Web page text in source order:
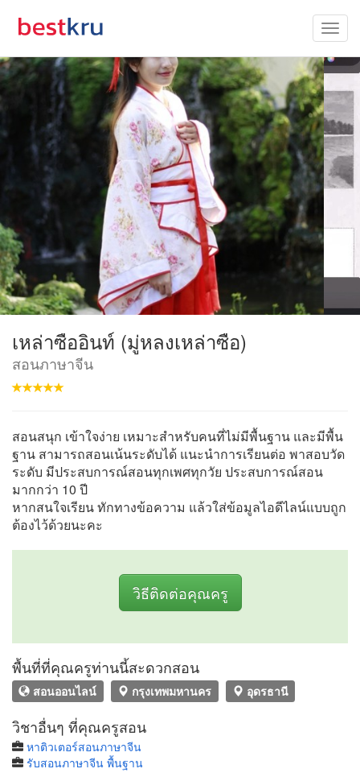
เหล่าซืออินท์ (มู่หลงเหล่าซือ)
สอนภาษาจีน
สอนสนุก เข้าใจง่าย เหมาะสำหรับคนที่ไม่มีพื้นฐาน และมีพื้น
ฐาน สามารถสอนเน้นระดับได้ แนะนำการเรียนต่อ พาสอบวัด
ระดับ มีประสบการณ์สอนทุกเพศทุกวัย ประสบการณ์สอน
มากกว่า 10 ปี
หากสนใจเรียน ทักทางข้อความ แล้วใส่ข้อมูลไอดีไลน์แบบถูก
ต้องไว้ด้วยนะคะ
วิธีติดต่อคุณครู
พื้นที่ที่คุณครูท่านนี้สะดวกสอน
สอนออนไลน์ กรุงเทพมหานคร อุดรธานี
วิชาอื่นๆ ที่คุณครูสอน
หาติวเตอร์สอนภาษาจีน
รับสอนภาษาจีน พื้นฐาน